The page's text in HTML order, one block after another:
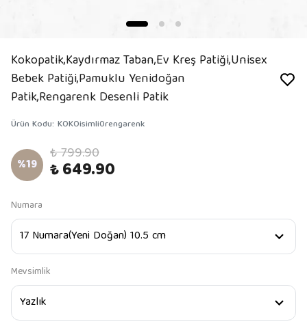
Kokopatik,Kaydırmaz Taban,Ev Kreş Patiği,Unisex
Bebek Patiği,Pamuklu Yenidoğan
Patik,Rengarenk Desenli Patik
Ürün Kodu: KOKOisimli0rengarenk
%19 ₺ 799.90
₺ 649.90
Numara
Mevsimlik